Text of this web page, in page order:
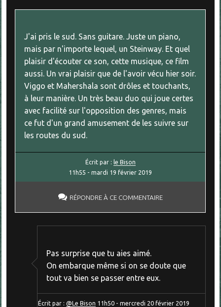
J'ai pris le sud. Sans guitare. Juste un piano,
mais par n'importe lequel, un Steinway. Et quel
plaisir d'écouter ce son, cette musique, ce film
aussi. Un vrai plaisir que de l'avoir vécu hier soir.
Viggo et Mahershala sont drôles et touchants,
à leur manière. Un très beau duo qui joue certes
avec facilité sur l'opposition des genres, mais
ce fut d'un grand amusement de les suivre sur
les routes du sud.
Écrit par : le Bison
11h55 -mardi 19 février 2019
RÉPONDRE À CE COMMENTAIRE
Pas surprise que tu aies aimé.
On embarque même si on se doute que
tout va bien se passer entre eux.
Écrit par :@Le Bison 11h50 -mercredi 20 février 2019